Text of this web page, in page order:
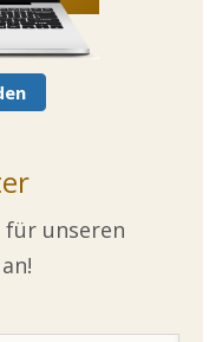
für unseren